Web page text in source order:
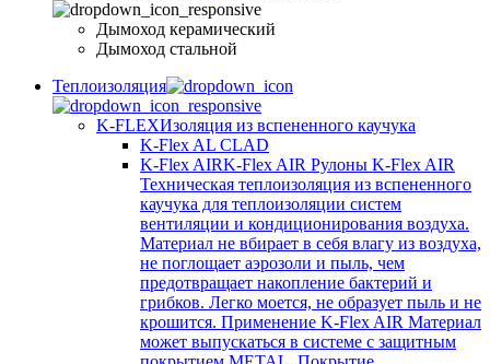
Дымоход керамический
Дымоход стальной
Теплоизоляция
K-FLEXИзоляция из вспененного каучука
K-Flex AL CLAD
K-Flex AIRK-Flex AIR Рулоны K-Flex AIR
Техническая теплоизоляция из вспененного
каучука для теплоизоляции систем
вентиляции и кондиционирования воздуха.
Материал не вбирает в себя влагу из воздуха,
не поглощает аэрозоли и пыль, чем
предотвращает накопление бактерий и
грибков. Легко моется, не образует пыль и не
крошится. Применение K-Flex AIR Материал
может выпускаться в системе c защитным